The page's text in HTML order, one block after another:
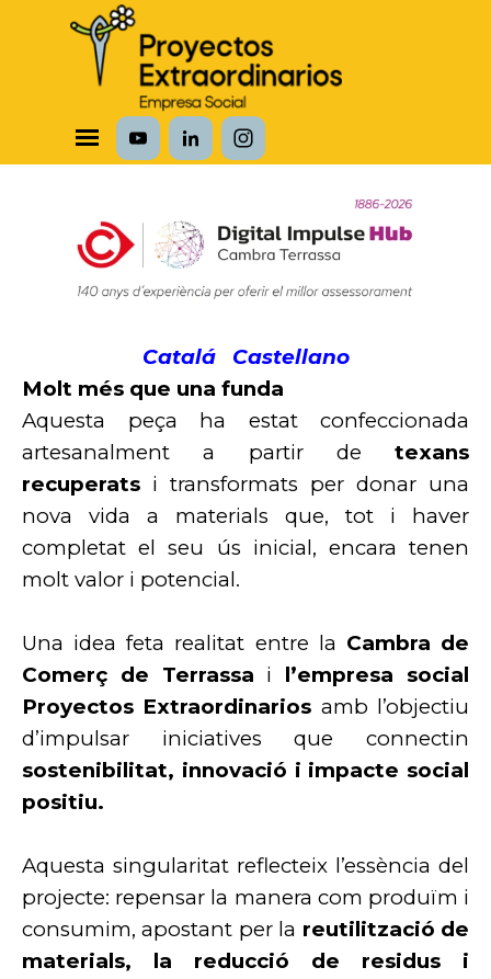
Vaya al Contenido
Saltar menú
Catalá
Castellano
Molt més que una funda
Aquesta peça ha estat confeccionada
artesanalment a partir de texans
recuperats i transformats per donar una
nova vida a materials que, tot i haver
completat el seu ús inicial, encara tenen
molt valor i potencial.
Una idea feta realitat entre la Cambra de
Comerç de Terrassa i l’empresa social
Proyectos Extraordinarios amb l’objectiu
d’impulsar iniciatives que connectin
sostenibilitat, innovació i impacte social
positiu.
Aquesta singularitat reflecteix l’essència del
projecte: repensar la manera com produïm i
consumim, apostant per la reutilització de
materials, la reducció de residus i